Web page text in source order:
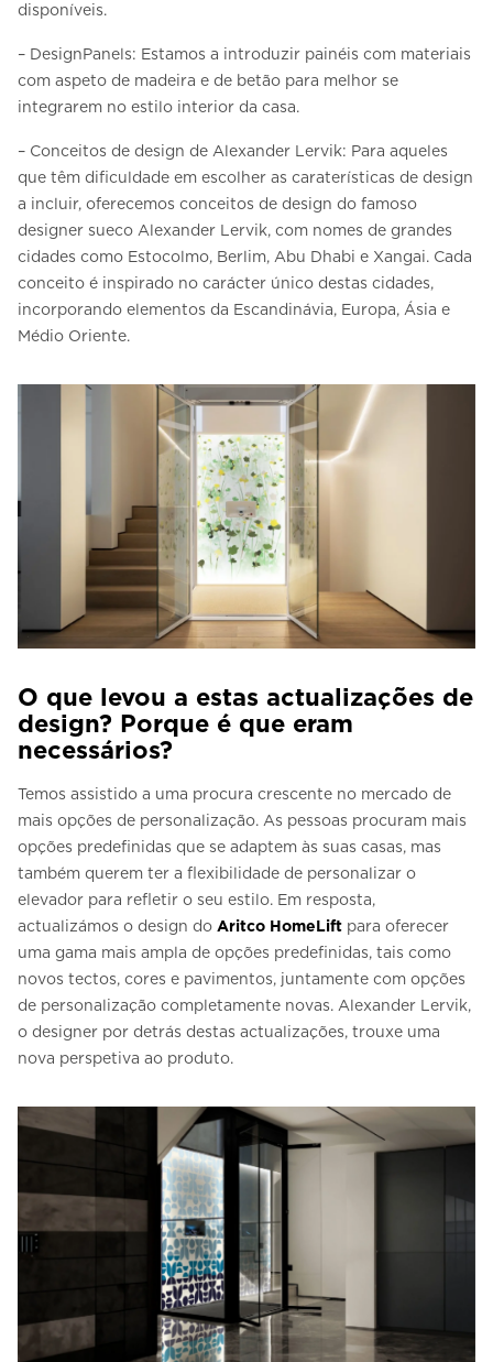
disponíveis.
– DesignPanels: Estamos a introduzir painéis com materiais
com aspeto de madeira e de betão para melhor se
integrarem no estilo interior da casa.
– Conceitos de design de Alexander Lervik: Para aqueles
que têm dificuldade em escolher as caraterísticas de design
a incluir, oferecemos conceitos de design do famoso
designer sueco Alexander Lervik, com nomes de grandes
cidades como Estocolmo, Berlim, Abu Dhabi e Xangai. Cada
conceito é inspirado no carácter único destas cidades,
incorporando elementos da Escandinávia, Europa, Ásia e
Médio Oriente.
O que levou a estas actualizações de
design? Porque é que eram
necessários?
Temos assistido a uma procura crescente no mercado de
mais opções de personalização. As pessoas procuram mais
opções predefinidas que se adaptem às suas casas, mas
também querem ter a flexibilidade de personalizar o
elevador para refletir o seu estilo. Em resposta,
actualizámos o design do Aritco HomeLift para oferecer
uma gama mais ampla de opções predefinidas, tais como
novos tectos, cores e pavimentos, juntamente com opções
de personalização completamente novas. Alexander Lervik,
o designer por detrás destas actualizações, trouxe uma
nova perspetiva ao produto.